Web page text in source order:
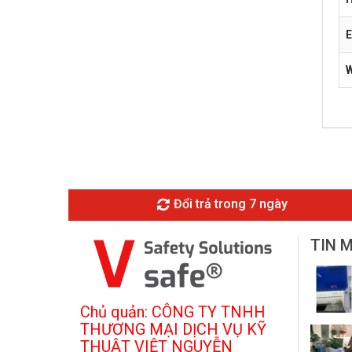
Đổi trả trong 7 ngày
Chủ quản: CÔNG TY TNHH
THƯƠNG MẠI DỊCH VỤ KỸ
THUẬT VIỆT NGUYỄN
TIN